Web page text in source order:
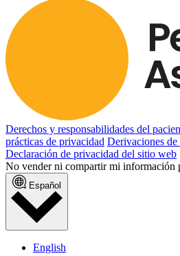
Derechos y responsabilidades del
prácticas de privacidad Derivaciones de
Declaración de privacidad del sitio web
No vender ni compartir mi información
Español
English